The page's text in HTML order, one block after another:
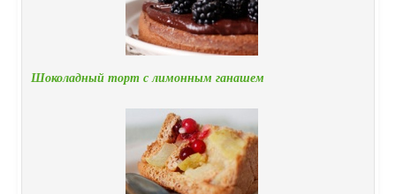
Шоколадный торт с лимонным ганашем